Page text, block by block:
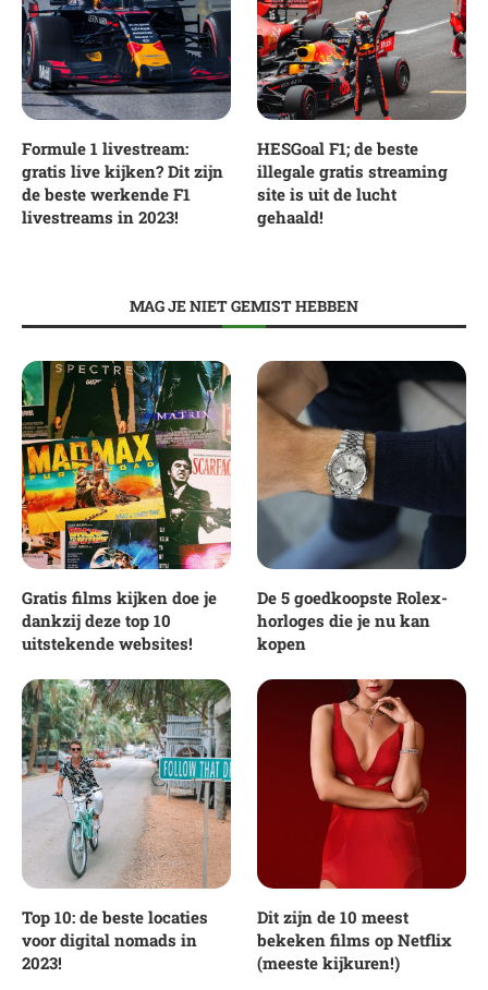
Formule 1 livestream:
gratis live kijken? Dit zijn
de beste werkende F1
livestreams in 2023!
HESGoal F1; de beste
illegale gratis streaming
site is uit de lucht
gehaald!
MAG JE NIET GEMIST HEBBEN
Gratis films kijken doe je
dankzij deze top 10
uitstekende websites!
De 5 goedkoopste Rolex-
horloges die je nu kan
kopen
Top 10: de beste locaties
voor digital nomads in
2023!
Dit zijn de 10 meest
bekeken films op Netflix
(meeste kijkuren!)